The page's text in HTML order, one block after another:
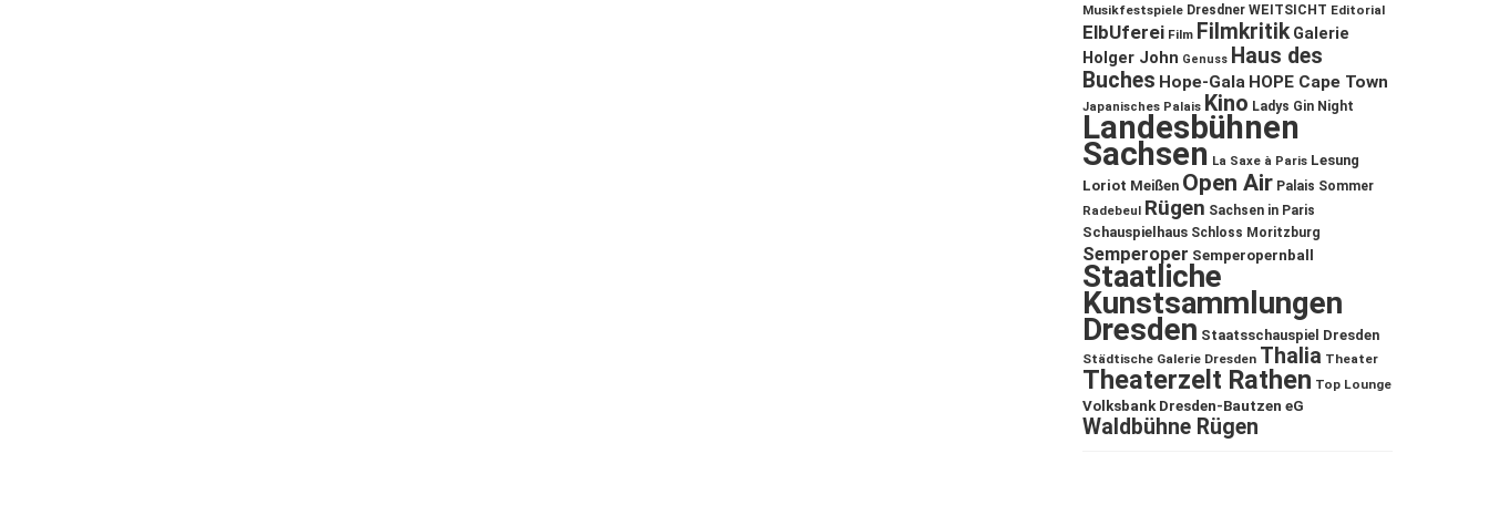
Musikfestspiele Dresdner WEITSICHT Editorial
ElbUferei Film Filmkritik Galerie
Holger John Genuss Haus des
Buches Hope-Gala HOPE Cape Town
Japanisches Palais Kino Ladys Gin Night
Landesbühnen
Sachsen La Saxe à Paris Lesung
Loriot Meißen Open Air Palais Sommer
Radebeul Rügen Sachsen in Paris
Schauspielhaus Schloss Moritzburg
Semperoper Semperopernball
Staatliche
Kunstsammlungen
Dresden Staatsschauspiel Dresden
Städtische Galerie Dresden Thalia Theater
Theaterzelt Rathen Top Lounge
Volksbank Dresden-Bautzen eG
Waldbühne Rügen